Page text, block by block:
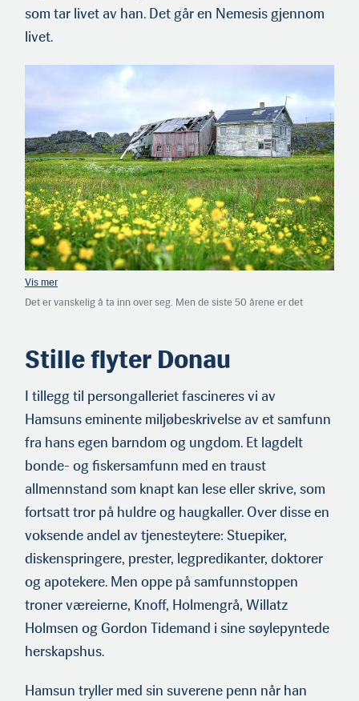
som tar livet av han. Det går en Nemesis gjennom
livet.
Det er vanskelig å ta inn over seg. Men de siste 50 årene er det
Stille flyter Donau
I tillegg til persongalleriet fascineres vi av
Hamsuns eminente miljøbeskrivelse av et samfunn
fra hans egen barndom og ungdom. Et lagdelt
bonde- og fiskersamfunn med en traust
allmennstand som knapt kan lese eller skrive, som
fortsatt tror på huldre og haugkaller. Over disse en
voksende andel av tjenesteytere: Stuepiker,
diskenspringere, prester, legpredikanter, doktorer
og apotekere. Men oppe på samfunnstoppen
troner væreierne, Knoff, Holmengrå, Willatz
Holmsen og Gordon Tidemand i sine søylepyntede
herskapshus.
Hamsun tryller med sin suverene penn når han